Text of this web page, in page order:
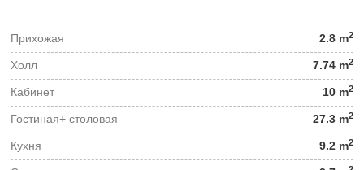
Прихожая 2.8 m2
Холл 7.74 m2
Кабинет 10 m2
Гостиная+ столовая 27.3 m2
Кухня 9.2 m2